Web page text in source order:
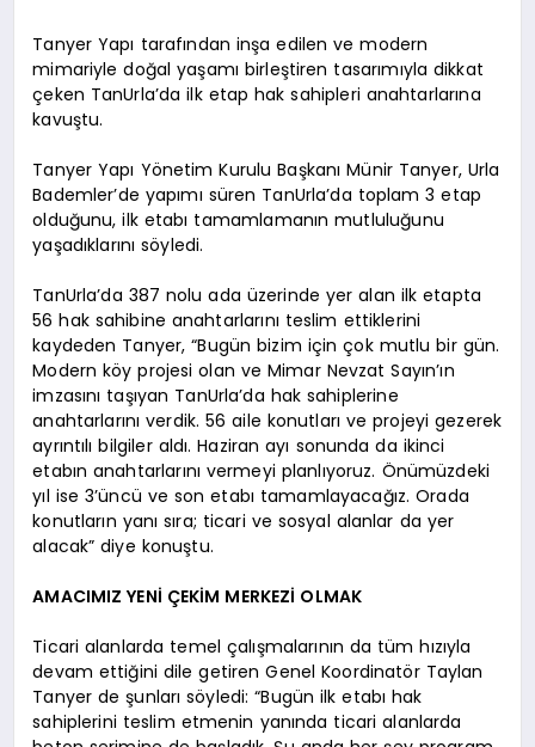
Tanyer Yapı tarafından inşa edilen ve modern
mimariyle doğal yaşamı birleştiren tasarımıyla dikkat
çeken TanUrla’da ilk etap hak sahipleri anahtarlarına
kavuştu.
Tanyer Yapı Yönetim Kurulu Başkanı Münir Tanyer, Urla
Bademler’de yapımı süren TanUrla’da toplam 3 etap
olduğunu, ilk etabı tamamlamanın mutluluğunu
yaşadıklarını söyledi.
TanUrla’da 387 nolu ada üzerinde yer alan ilk etapta
56 hak sahibine anahtarlarını teslim ettiklerini
kaydeden Tanyer, “Bugün bizim için çok mutlu bir gün.
Modern köy projesi olan ve Mimar Nevzat Sayın’ın
imzasını taşıyan TanUrla’da hak sahiplerine
anahtarlarını verdik. 56 aile konutları ve projeyi gezerek
ayrıntılı bilgiler aldı. Haziran ayı sonunda da ikinci
etabın anahtarlarını vermeyi planlıyoruz. Önümüzdeki
yıl ise 3’üncü ve son etabı tamamlayacağız. Orada
konutların yanı sıra; ticari ve sosyal alanlar da yer
alacak” diye konuştu.
AMACIMIZ YENİ ÇEKİM MERKEZİ OLMAK
Ticari alanlarda temel çalışmalarının da tüm hızıyla
devam ettiğini dile getiren Genel Koordinatör Taylan
Tanyer de şunları söyledi: “Bugün ilk etabı hak
sahiplerini teslim etmenin yanında ticari alanlarda